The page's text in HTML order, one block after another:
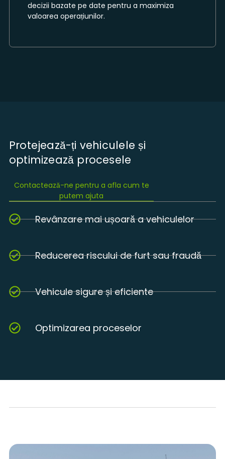
decizii bazate pe date pentru a maximiza
valoarea operațiunilor.
Protejează-ți vehiculele și
optimizează procesele
Contactează-ne pentru a afla cum te
putem ajuta
Revânzare mai ușoară a vehiculelor
Reducerea riscului de furt sau fraudă
Vehicule sigure și eficiente
Optimizarea proceselor